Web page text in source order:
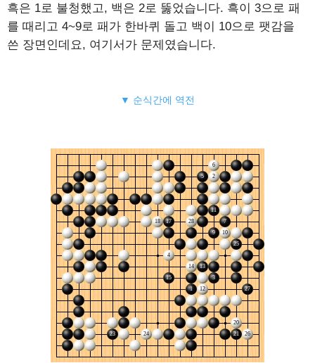
흑은 1로 불청했고, 백은 2로 뚫었습니다. 흑이 3으로 패
를 때리고 4~9로 패가 한바퀴 돌고 백이 10으로 팻감을
쓴 장면인데요, 여기서가 문제였습니다.
▼ 순식간에 역전